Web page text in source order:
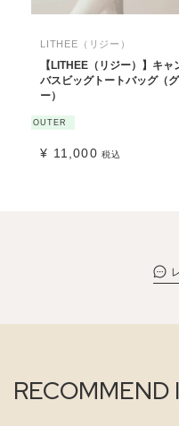
LITHEE（リジー）
【LITHEE（リジー）】キャ
バスビッグトートバッグ（
ー）
OUTER
¥ 11,000 税込
RECOMMEND